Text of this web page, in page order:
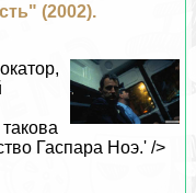
(2002).
Гаспара Ноэ.' />